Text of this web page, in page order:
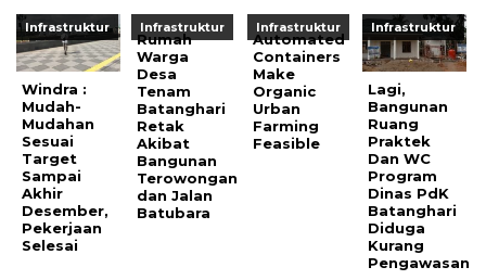
Infrastruktur
Windra :
Mudah-
Mudahan
Sesuai
Target
Sampai
Akhir
Desember,
Pekerjaan
Selesai
Infrastruktur
Rumah
Warga
Desa
Tenam
Batanghari
Retak
Akibat
Bangunan
Terowongan
dan Jalan
Batubara
Infrastruktur
Automated
Containers
Make
Organic
Urban
Farming
Feasible
Infrastruktur
Lagi,
Bangunan
Ruang
Praktek
Dan WC
Program
Dinas PdK
Batanghari
Diduga
Kurang
Pengawasan